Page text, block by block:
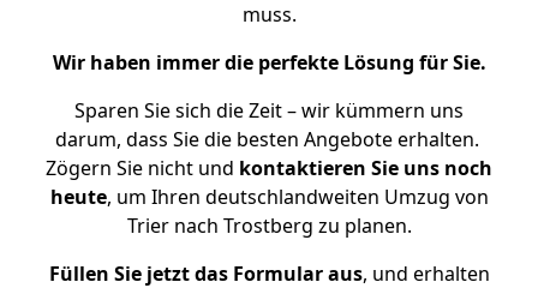
muss.
Wir haben immer die perfekte Lösung für Sie.
Sparen Sie sich die Zeit – wir kümmern uns
darum, dass Sie die besten Angebote erhalten.
Zögern Sie nicht und kontaktieren Sie uns noch
heute, um Ihren deutschlandweiten Umzug von
Trier nach Trostberg zu planen.
Füllen Sie jetzt das Formular aus, und erhalten